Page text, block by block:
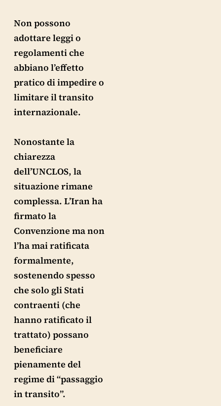
Non possono
adottare leggi o
regolamenti che
abbiano l’effetto
pratico di impedire o
limitare il transito
internazionale.
Nonostante la
chiarezza
dell’UNCLOS, la
situazione rimane
complessa. L’Iran ha
firmato la
Convenzione ma non
l’ha mai ratificata
formalmente,
sostenendo spesso
che solo gli Stati
contraenti (che
hanno ratificato il
trattato) possano
beneficiare
pienamente del
regime di “passaggio
in transito”.